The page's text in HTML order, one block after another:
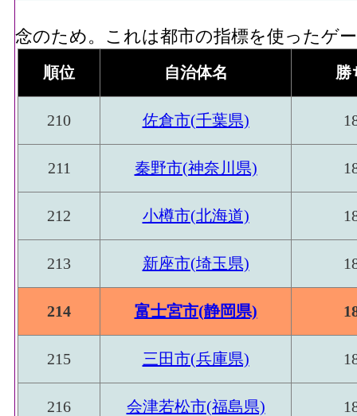
念のため。これは都市の指標を使ったゲ
順位 自治体名 勝
210 佐倉市(千葉県)
211 秦野市(神奈川県)
212 小樽市(北海道)
213 新座市(埼玉県)
214 富士宮市(静岡県)
215 三田市(兵庫県)
216 会津若松市(福島県)